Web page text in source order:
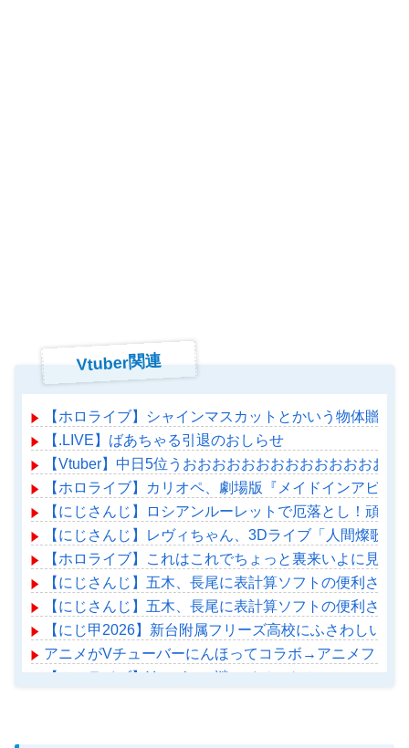
Vtuber関連
【ホロライブ】シャインマスカットとかいう物体贈答
【.LIVE】ばあちゃる引退のおしらせ
【Vtuber】中日5位うおおおおおおおおおおおおおおお
【ホロライブ】カリオペ、劇場版『メイドインアビス
【にじさんじ】ロシアンルーレットで厄落とし！頑
【にじさんじ】レヴィちゃん、3Dライブ「人間燦歌
【ホロライブ】これはこれでちょっと裏来いよに見える
【にじさんじ】五木、長尾に表計算ソフトの便利さ
【にじさんじ】五木、長尾に表計算ソフトの便利さ
【にじ甲2026】新台附属フリーズ高校にふさわしい激
アニメがVチューバーにんほってコラボ→アニメファ
【ホロライブ】Youtubeの謎のイベント？